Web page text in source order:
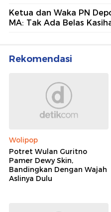
Ketua dan Waka PN
MA: Tak Ada Belas
Rekomendasi
Wolipop
Potret Wulan Guritno
Pamer Dewy Skin,
Bandingkan Dengan Wajah
Aslinya Dulu